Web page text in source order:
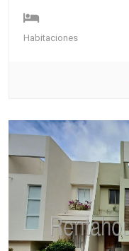
Habitaciones